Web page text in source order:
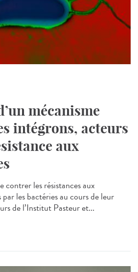
mécanisme
intégrons, acteurs
aux
contrer les résistances aux
les bactéries au cours de leur
de l’Institut Pasteur et...